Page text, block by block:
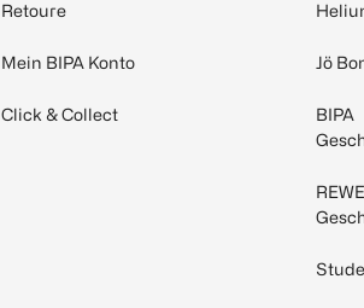
Retoure
Mein BIPA Konto
Click & Collect
Jö
BIPA
REWE